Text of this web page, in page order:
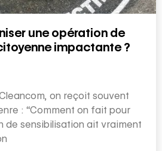
une opération de
impactante ?
on reçoit souvent
: “Comment on fait pour
de sensibilisation ait vraiment